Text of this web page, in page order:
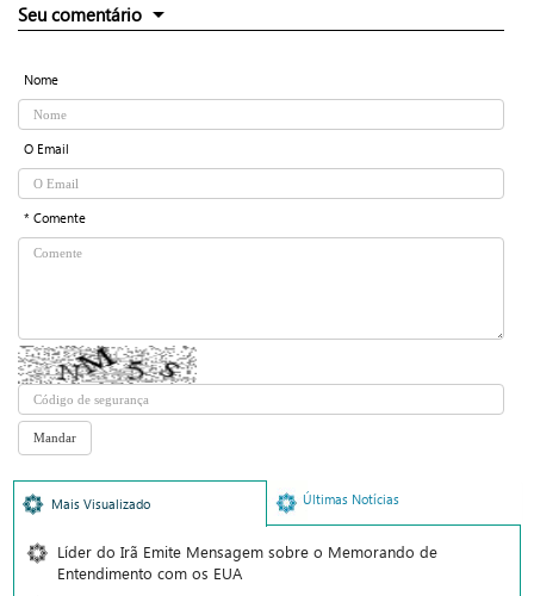
Seu comentário
Nome
O Email
* Comente
Mais Visualizado Últimas Notícias
Líder do Irã Emite Mensagem sobre o Memorando de
Entendimento com os EUA